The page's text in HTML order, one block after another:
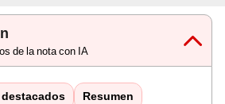
de la nota con IA
Resumen